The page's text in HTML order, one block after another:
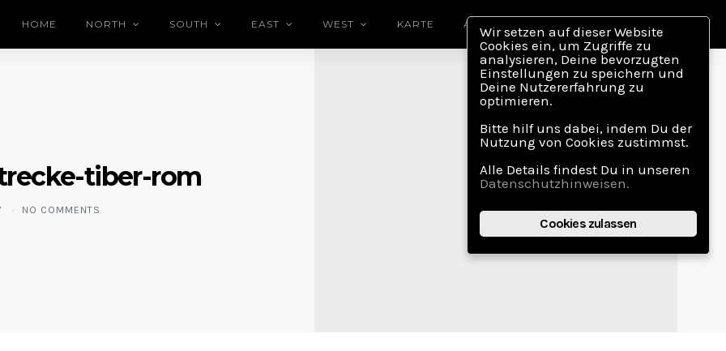
HOME NORTH SOUTH EAST WEST KARTE ABOUT
tiber-rom
NO COMMENTS
Wir setzen auf dieser Website
Cookies ein, um Zugriffe zu
analysieren, Deine bevorzugten
Einstellungen zu speichern und
Deine Nutzererfahrung zu
optimieren.
Bitte hilf uns dabei, indem Du der
Nutzung von Cookies zustimmst.
Alle Details findest Du in unseren
Datenschutzhinweisen.
Cookies zulassen